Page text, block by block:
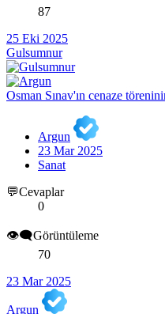
87
25 Eki 2025
Gulsumnur
Osman Sınav'ın cenaze
Argun
23 Mar 2025
Sanat
💬Cevaplar
0
👁️‍🗨️Görüntüleme
70
23 Mar 2025
Argun